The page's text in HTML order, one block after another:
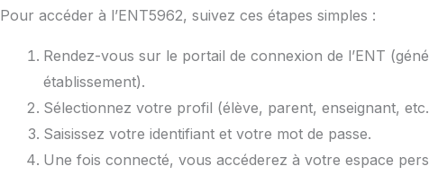
Pour accéder à l’ENT5962, suivez ces étapes simples :
Rendez-vous sur le portail de connexion de l’ENT
établissement).
Sélectionnez votre profil (élève, parent, enseignant,
Saisissez votre identifiant et votre mot de passe.
Une fois connecté, vous accéderez à votre espace